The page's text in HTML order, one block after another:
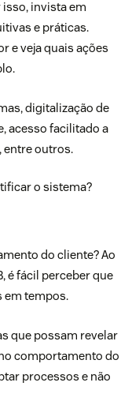
invista em
e práticas.
e veja quais ações
digitalização de
acesso facilitado a
entre outros.
o sistema?
do cliente? Ao
é fácil perceber que
em tempos.
que possam revelar
comportamento do
processos e não